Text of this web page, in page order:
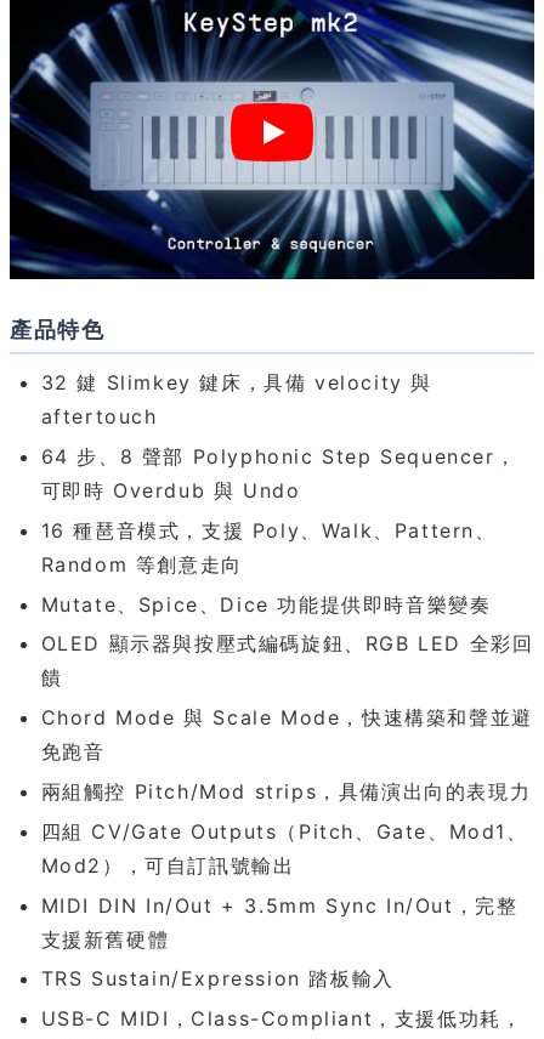
產品特色
32 鍵 Slimkey 鍵床，具備 velocity 與
aftertouch
64 步、8 聲部 Polyphonic Step Sequencer，
可即時 Overdub 與 Undo
16 種琶音模式，支援 Poly、Walk、Pattern、
Random 等創意走向
Mutate、Spice、Dice 功能提供即時音樂變奏
OLED 顯示器與按壓式編碼旋鈕、RGB LED 全彩回
饋
Chord Mode 與 Scale Mode，快速構築和聲並避
免跑音
兩組觸控 Pitch/Mod strips，具備演出向的表現力
四組 CV/Gate Outputs（Pitch、Gate、Mod1、
Mod2），可自訂訊號輸出
MIDI DIN In/Out + 3.5mm Sync In/Out，完整
支援新舊硬體
TRS Sustain/Expression 踏板輸入
USB-C MIDI，Class-Compliant，支援低功耗，